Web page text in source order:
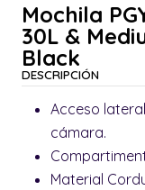
Mochila
30L &
Black
DESCRIPCIÓN
Acceso
cámara.
Material